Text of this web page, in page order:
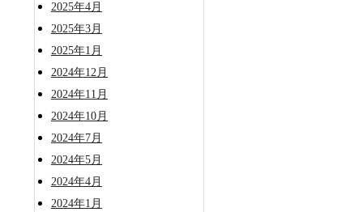
2025年4月
2025年3月
2025年1月
2024年12月
2024年11月
2024年10月
2024年7月
2024年5月
2024年4月
2024年1月